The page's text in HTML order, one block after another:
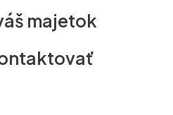
majetok